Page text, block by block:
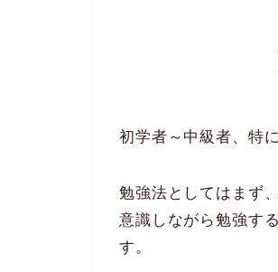
初学者～中級者、特
勉強法としてはまず
意識しながら勉強す
す。